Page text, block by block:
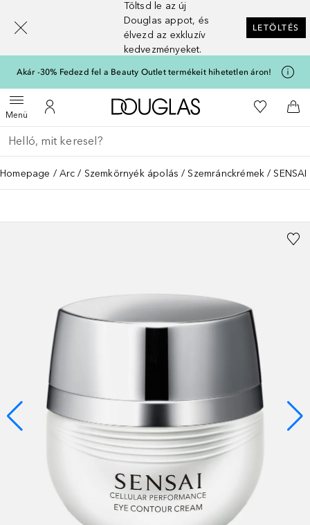
Töltsd le az új
Douglas appot, és
élvezd az exkluzív
kedvezményeket.
LETÖLTÉS
Akár -30% Fedezd fel a Beauty Outlet termékeit hihetetlen áron!
MenüMenü megnyitása
A fiókomhoz
A Douglas Főoldalra
A
Menj vissza
Keresés végrehajtása
Homepage Arc Szemkörnyék ápolás Szemránckrémek
[navigation.slideout.screenreader]